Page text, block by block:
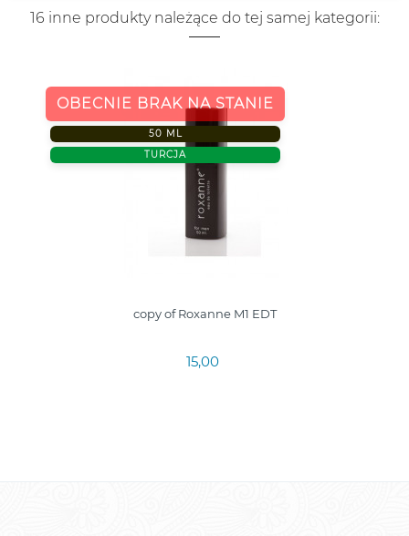
16 inne produkty należące do tej samej kategorii:
OBECNIE BRAK NA STANIE
50 ML
TURCJA
copy of Roxanne M1 EDT
15,00